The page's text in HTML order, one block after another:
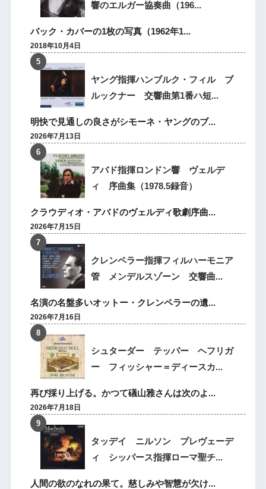
響のエルガー協奏曲（196...
バック・カバーの1枚の写真（1962年1...
2018年10月4日
ヤング指揮ハンブルク・フィル ブ
ルックナー 交響曲第1番ハ短...
明快で見通しの良さがシモーネ・ヤングのブ...
2026年7月13日
アバド指揮ロンドン響 ヴェルデ
ィ 序曲集（1978.5録音）
クラウディオ・アバドのヴェルディ歌劇序曲...
2026年7月15日
クレンペラー指揮フィルハーモニア
管 メンデルスゾーン 交響曲...
名演の名盤多いオットー・クレンペラーの遺...
2026年7月16日
シュターダー テッパー ヘフリガ
ー フィッシャー＝ディースカ...
再び採り上げる。かつて礒山雅さんは次のよ...
2026年7月18日
タッデイ ニルソン プレヴェーデ
ィ シッパース指揮ローマ聖チ...
人間の欲のなれの果て。慈しみや智慧が欠け...